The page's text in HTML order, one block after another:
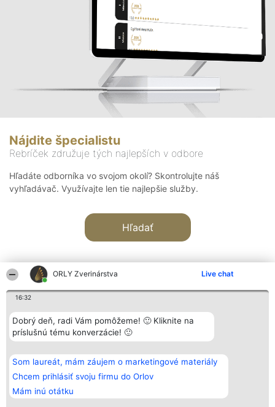
ORLY Zverinárstva Live chat
16:32
Dobrý deň, radi Vám pomôžeme! 🙂 Kliknite na
príslušnú tému konverzácie! 🙂
Som laureát, mám záujem o marketingové materiály
Chcem prihlásiť svoju firmu do Orlov
Mám inú otátku
Nájdite špecialistu
Rebríček združuje tých najlepších v odbore
Hľadáte odborníka vo svojom okolí? Skontrolujte náš
vyhľadávač. Využívajte len tie najlepšie služby.
Hľadať
Organizátor hodnotenia
Bright Side Solutions sp. z o.
o. sp. k.
Wrocław 50-079
KRS 0000749100 | Regon
381313360 | NIP 8943132676
+48 508 492 400
Hodnotenie
Laureáti
Lista
Laureatów
Podmienky
Obchodné
podmienky
ochrany
Kontakt
Kontakt